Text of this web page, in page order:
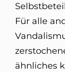
Für alle
ähnliches